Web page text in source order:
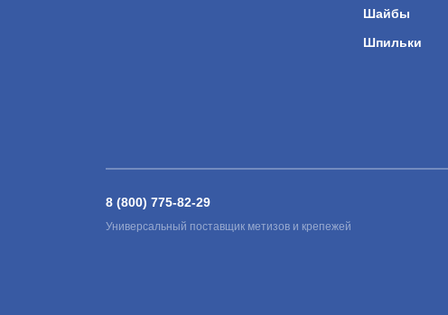
Шайбы
Шпильки
8 (800) 775-82-29
Универсальный поставщик метизов и крепежей